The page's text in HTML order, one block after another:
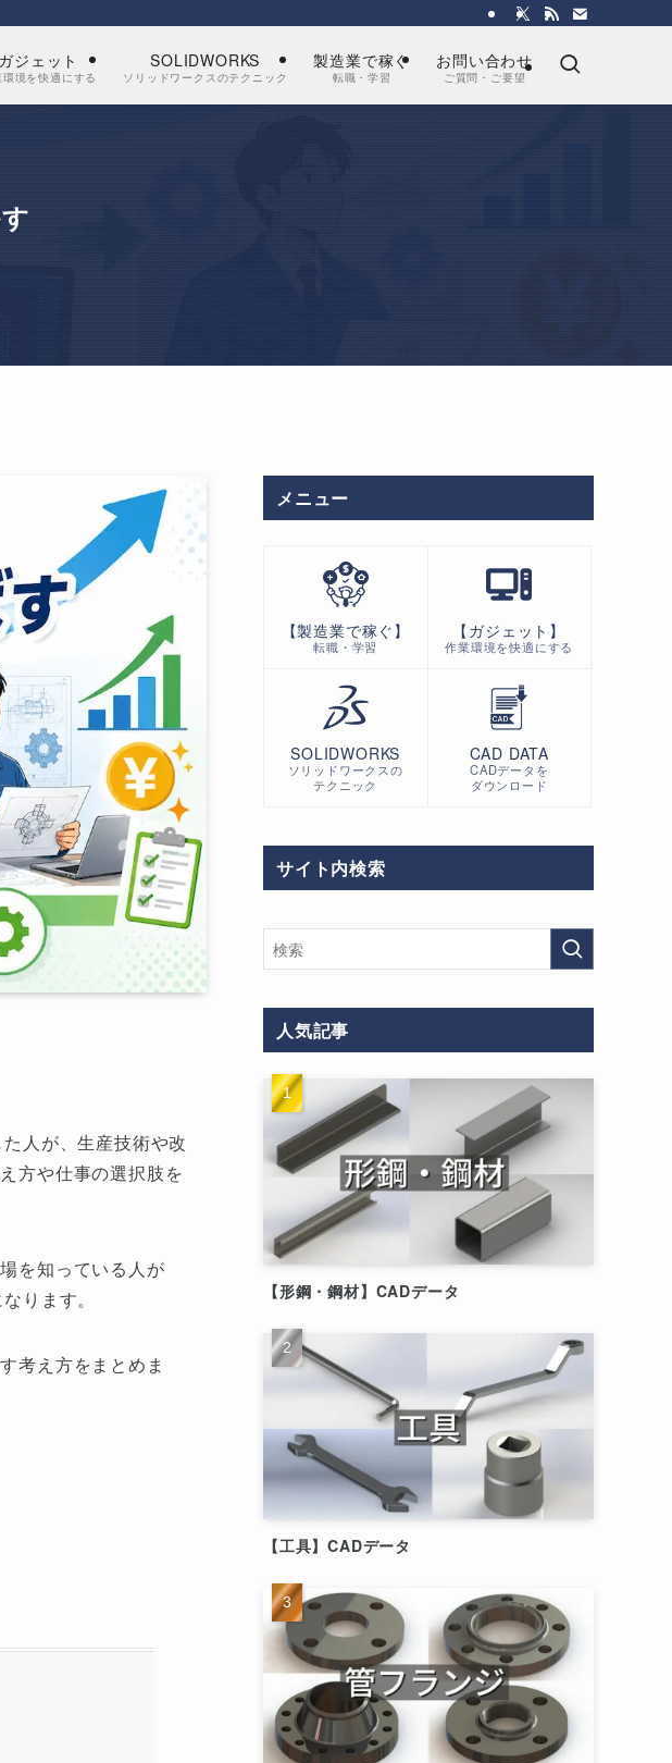
ガジェット
環境を快適にする
SOLIDWORKS
ソリッドワークスのテクニック
製造業で稼ぐ
転職・学習
お問い合わせ
ご質問・ご要望
人が、生産技術や改
方や仕事の選択肢を
を知っている人が
ります。
考え方をまとめま
メニュー
【製造業で稼ぐ】
転職・学習
【ガジェット】
作業環境を快適にする
SOLIDWORKS
ソリッドワークスの
テクニック
CAD DATA
CADデータを
ダウンロード
サイト内検索
人気記事
【形鋼・鋼材】CADデータ
【工具】CADデータ